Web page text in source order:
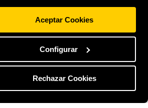
Aceptar Cookies
Configurar
Rechazar Cookies